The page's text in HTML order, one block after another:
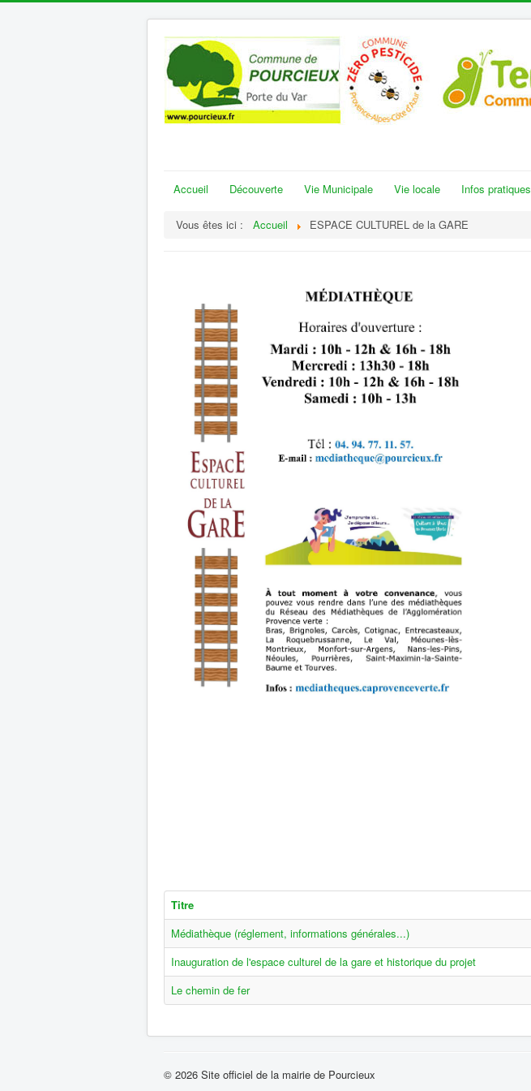
Accueil Découverte Vie Municipale Vie locale Infos pratiques
Vous êtes ici : Accueil ESPACE CULTUREL de la GARE
Titre
Médiathèque (réglement, informations générales...)
Inauguration de l'espace culturel de la gare et historique du projet
Le chemin de fer
© 2026 Site officiel de la mairie de Pourcieux